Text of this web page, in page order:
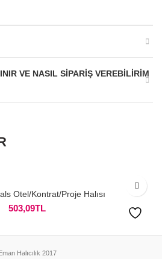
VE NASIL SIPARIŞ VEREBILIRIM
Otel/Kontrat/Proje Halısı
503,09TL
Halıcılık 2017